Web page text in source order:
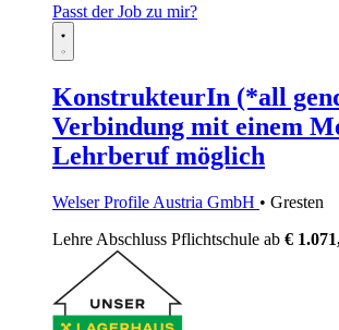
Passt der Job zu mir?
KonstrukteurIn (*all
Verbindung mit einem
Lehrberuf möglich
Welser Profile Austria GmbH • Gresten
Lehre Abschluss Pflichtschule ab €